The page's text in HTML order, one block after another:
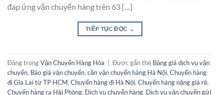
đáp ứng vận chuyển hàng trên 63 […]
TIẾP TỤC ĐỌC →
Đăng trongVận Chuyển Hàng Hóa | Được gắn thẻ Bảng giá dịch vụ vận
chuyển, Báo giá vận chuyển, cần vận chuyển hàng Hà Nội, Chuyển hàng
đi Gia Lai từ TP HCM, Chuyển hàng đi Hà Nội, Chuyển hàng nặng giá rẻ,
Chuyển hàng ra Hải Phòng, Dịch vụ chuyển hàng, Dịch vụ vận chuyển gửi